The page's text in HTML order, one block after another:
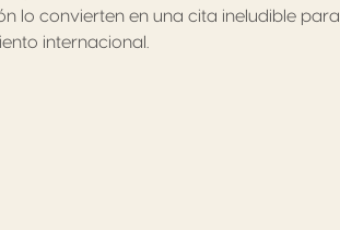
lo convierten en una cita ineludible para
internacional.